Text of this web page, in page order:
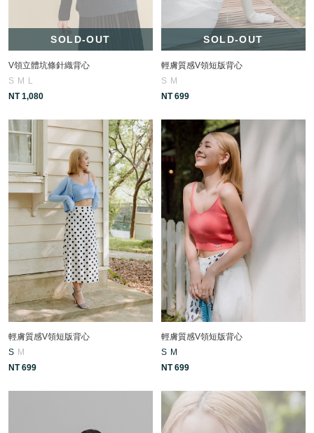
SOLD-OUT
V領立體坑條針織背心
S M L
NT 1,080
SOLD-OUT
輕膚質感V領短版背心
S M
NT 699
輕膚質感V領短版背心
S M
NT 699
輕膚質感V領短版背心
S M
NT 699